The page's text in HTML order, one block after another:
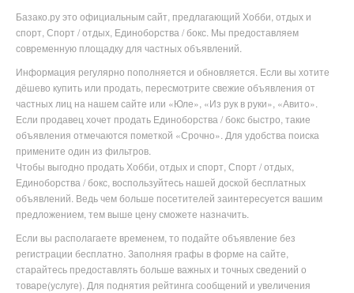
Базако.ру это официальным сайт, предлагающий Хобби, отдых и
спорт, Спорт / отдых, Единоборства / бокс. Мы предоставляем
современную площадку для частных объявлений.
Информация регулярно пополняется и обновляется. Если вы хотите
дёшево купить или продать, пересмотрите свежие объявления от
частных лиц на нашем сайте или «Юле», «Из рук в руки», «Авито».
Если продавец хочет продать Единоборства / бокс быстро, такие
объявления отмечаются пометкой «Срочно». Для удобства поиска
примените один из фильтров.
Чтобы выгодно продать Хобби, отдых и спорт, Спорт / отдых,
Единоборства / бокс , воспользуйтесь нашей доской бесплатных
объявлений. Ведь чем больше посетителей заинтересуется вашим
предложением, тем выше цену сможете назначить.
Если вы располагаете временем, то подайте объявление без
регистрации бесплатно. Заполняя графы в форме на сайте,
старайтесь предоставлять больше важных и точных сведений о
товаре(услуге). Для поднятия рейтинга сообщений и увеличения